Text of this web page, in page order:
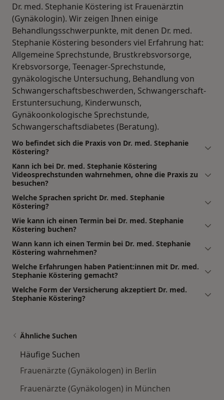
Dr. med. Stephanie Köstering ist Frauenärztin
(Gynäkologin). Wir zeigen Ihnen einige
Behandlungsschwerpunkte, mit denen Dr. med.
Stephanie Köstering besonders viel Erfahrung hat:
Allgemeine Sprechstunde, Brustkrebsvorsorge,
Krebsvorsorge, Teenager-Sprechstunde,
gynäkologische Untersuchung, Behandlung von
Schwangerschaftsbeschwerden, Schwangerschaft-
Erstuntersuchung, Kinderwunsch,
Gynäkoonkologische Sprechstunde,
Schwangerschaftsdiabetes (Beratung).
Wo befindet sich die Praxis von Dr. med. Stephanie
Köstering?
Kann ich bei Dr. med. Stephanie Köstering
Videosprechstunden wahrnehmen, ohne die Praxis zu
besuchen?
Welche Sprachen spricht Dr. med. Stephanie
Köstering?
Wie kann ich einen Termin bei Dr. med. Stephanie
Köstering buchen?
Wann kann ich einen Termin bei Dr. med. Stephanie
Köstering wahrnehmen?
Welche Erfahrungen haben Patient:innen mit Dr. med.
Stephanie Köstering gemacht?
Welche Form der Versicherung akzeptiert Dr. med.
Stephanie Köstering?
Ähnliche Suchen
Häufige Suchen
Frauenärzte (Gynäkologen) in Berlin
Frauenärzte (Gynäkologen) in München